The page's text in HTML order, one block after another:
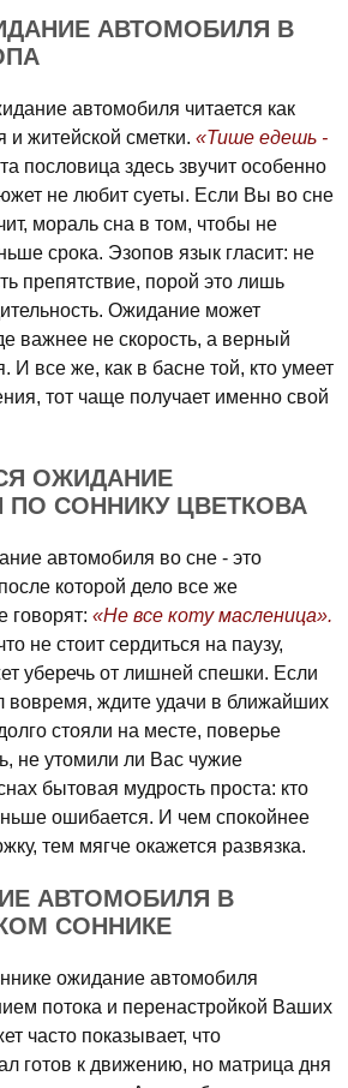
АВТОМОБИЛЯ В
автомобиля читается как
и житейской сметки. «Тише едешь -
пословица здесь звучит особенно
не любит суеты. Если Вы во сне
мораль сна в том, чтобы не
срока. Эзопов язык гласит: не
препятствие, порой это лишь
Ожидание может
важнее не скорость, а верный
И все же, как в басне той, кто умеет
тот чаще получает именно свой
ОЖИДАНИЕ
СОННИКУ ЦВЕТКОВА
автомобиля во сне - это
которой дело все же
говорят: «Не все коту масленица».
не стоит сердиться на паузу,
уберечь от лишней спешки. Если
вовремя, ждите удачи в ближайших
стояли на месте, поверье
не утомили ли Вас чужие
бытовая мудрость проста: кто
ошибается. И чем спокойнее
тем мягче окажется развязка.
АВТОМОБИЛЯ В
СОННИКЕ
ожидание автомобиля
потока и перенастройкой Ваших
часто показывает, что
готов к движению, но матрица дня